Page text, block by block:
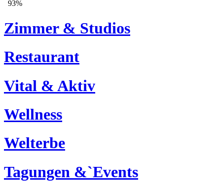
Zimmer & Studios
Restaurant
Vital & Aktiv
Wellness
Welterbe
Tagungen &`Events